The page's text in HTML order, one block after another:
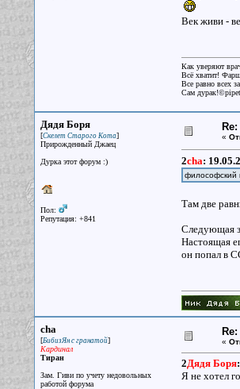
Век живи -
Как уверяют
Всё хватит!
Все равно всех
Сам
Дядя Боря
[Скелет Старого Кота]
Прирожденный Джаец
Дурка этот форум :)
Пол:
Репутация: +841
«
2cha:
философский
Там две
Следующая
Настоящая
он попал в
cha
[БибизЯн с гранатой]
Кардинал
Тиран
Зам. Гиви по учету недовольных
работой форума
«
2Дядя Боря:
Я не хотел